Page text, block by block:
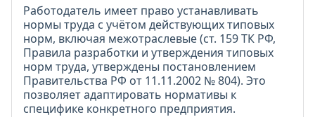
Работодатель имеет право устанавливать
нормы труда с учётом действующих типовых
норм, включая межотраслевые (ст. 159 ТК РФ,
Правила разработки и утверждения типовых
норм труда, утверждены постановлением
Правительства РФ от 11.11.2002 № 804). Это
позволяет адаптировать нормативы к
специфике конкретного предприятия.